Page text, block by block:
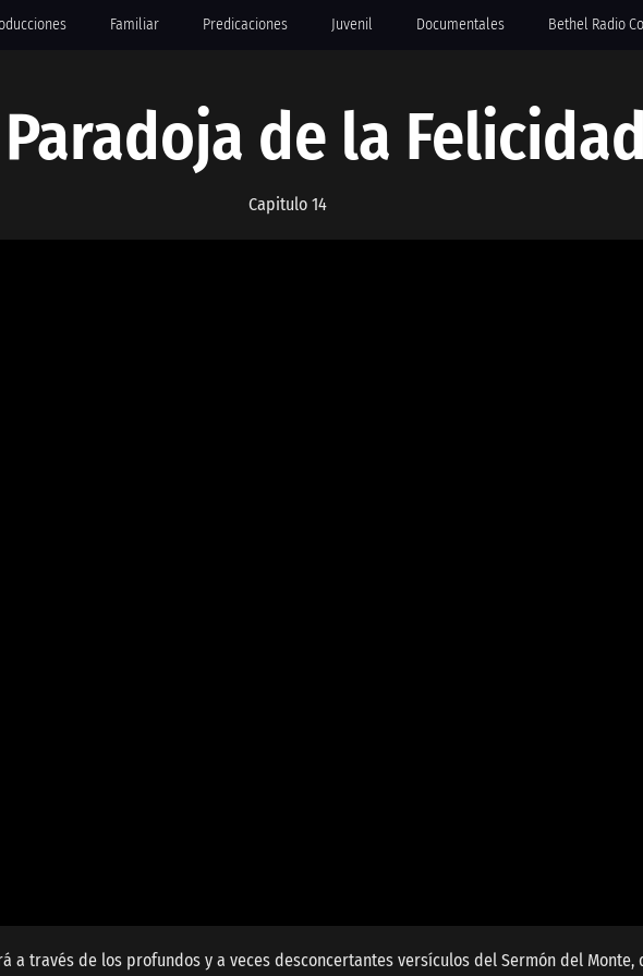
Familiar Predicaciones Juvenil Documentales Bethel Radio
de la Felicidad
Capitulo 14
a través de los profundos y a veces desconcertantes versículos del Sermón del Monte,